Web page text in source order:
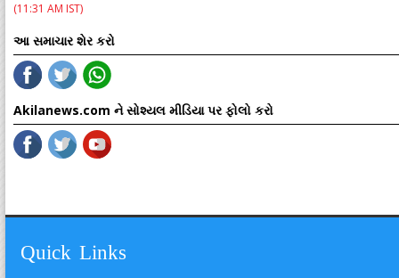
(11:31 AM IST)
આ સમાચાર શેર કરો
Akilanews.com ને સોશ્યલ મીડિયા પર ફોલો કરો
Quick Links